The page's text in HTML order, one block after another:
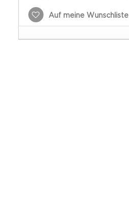
Auf meine Wunschliste